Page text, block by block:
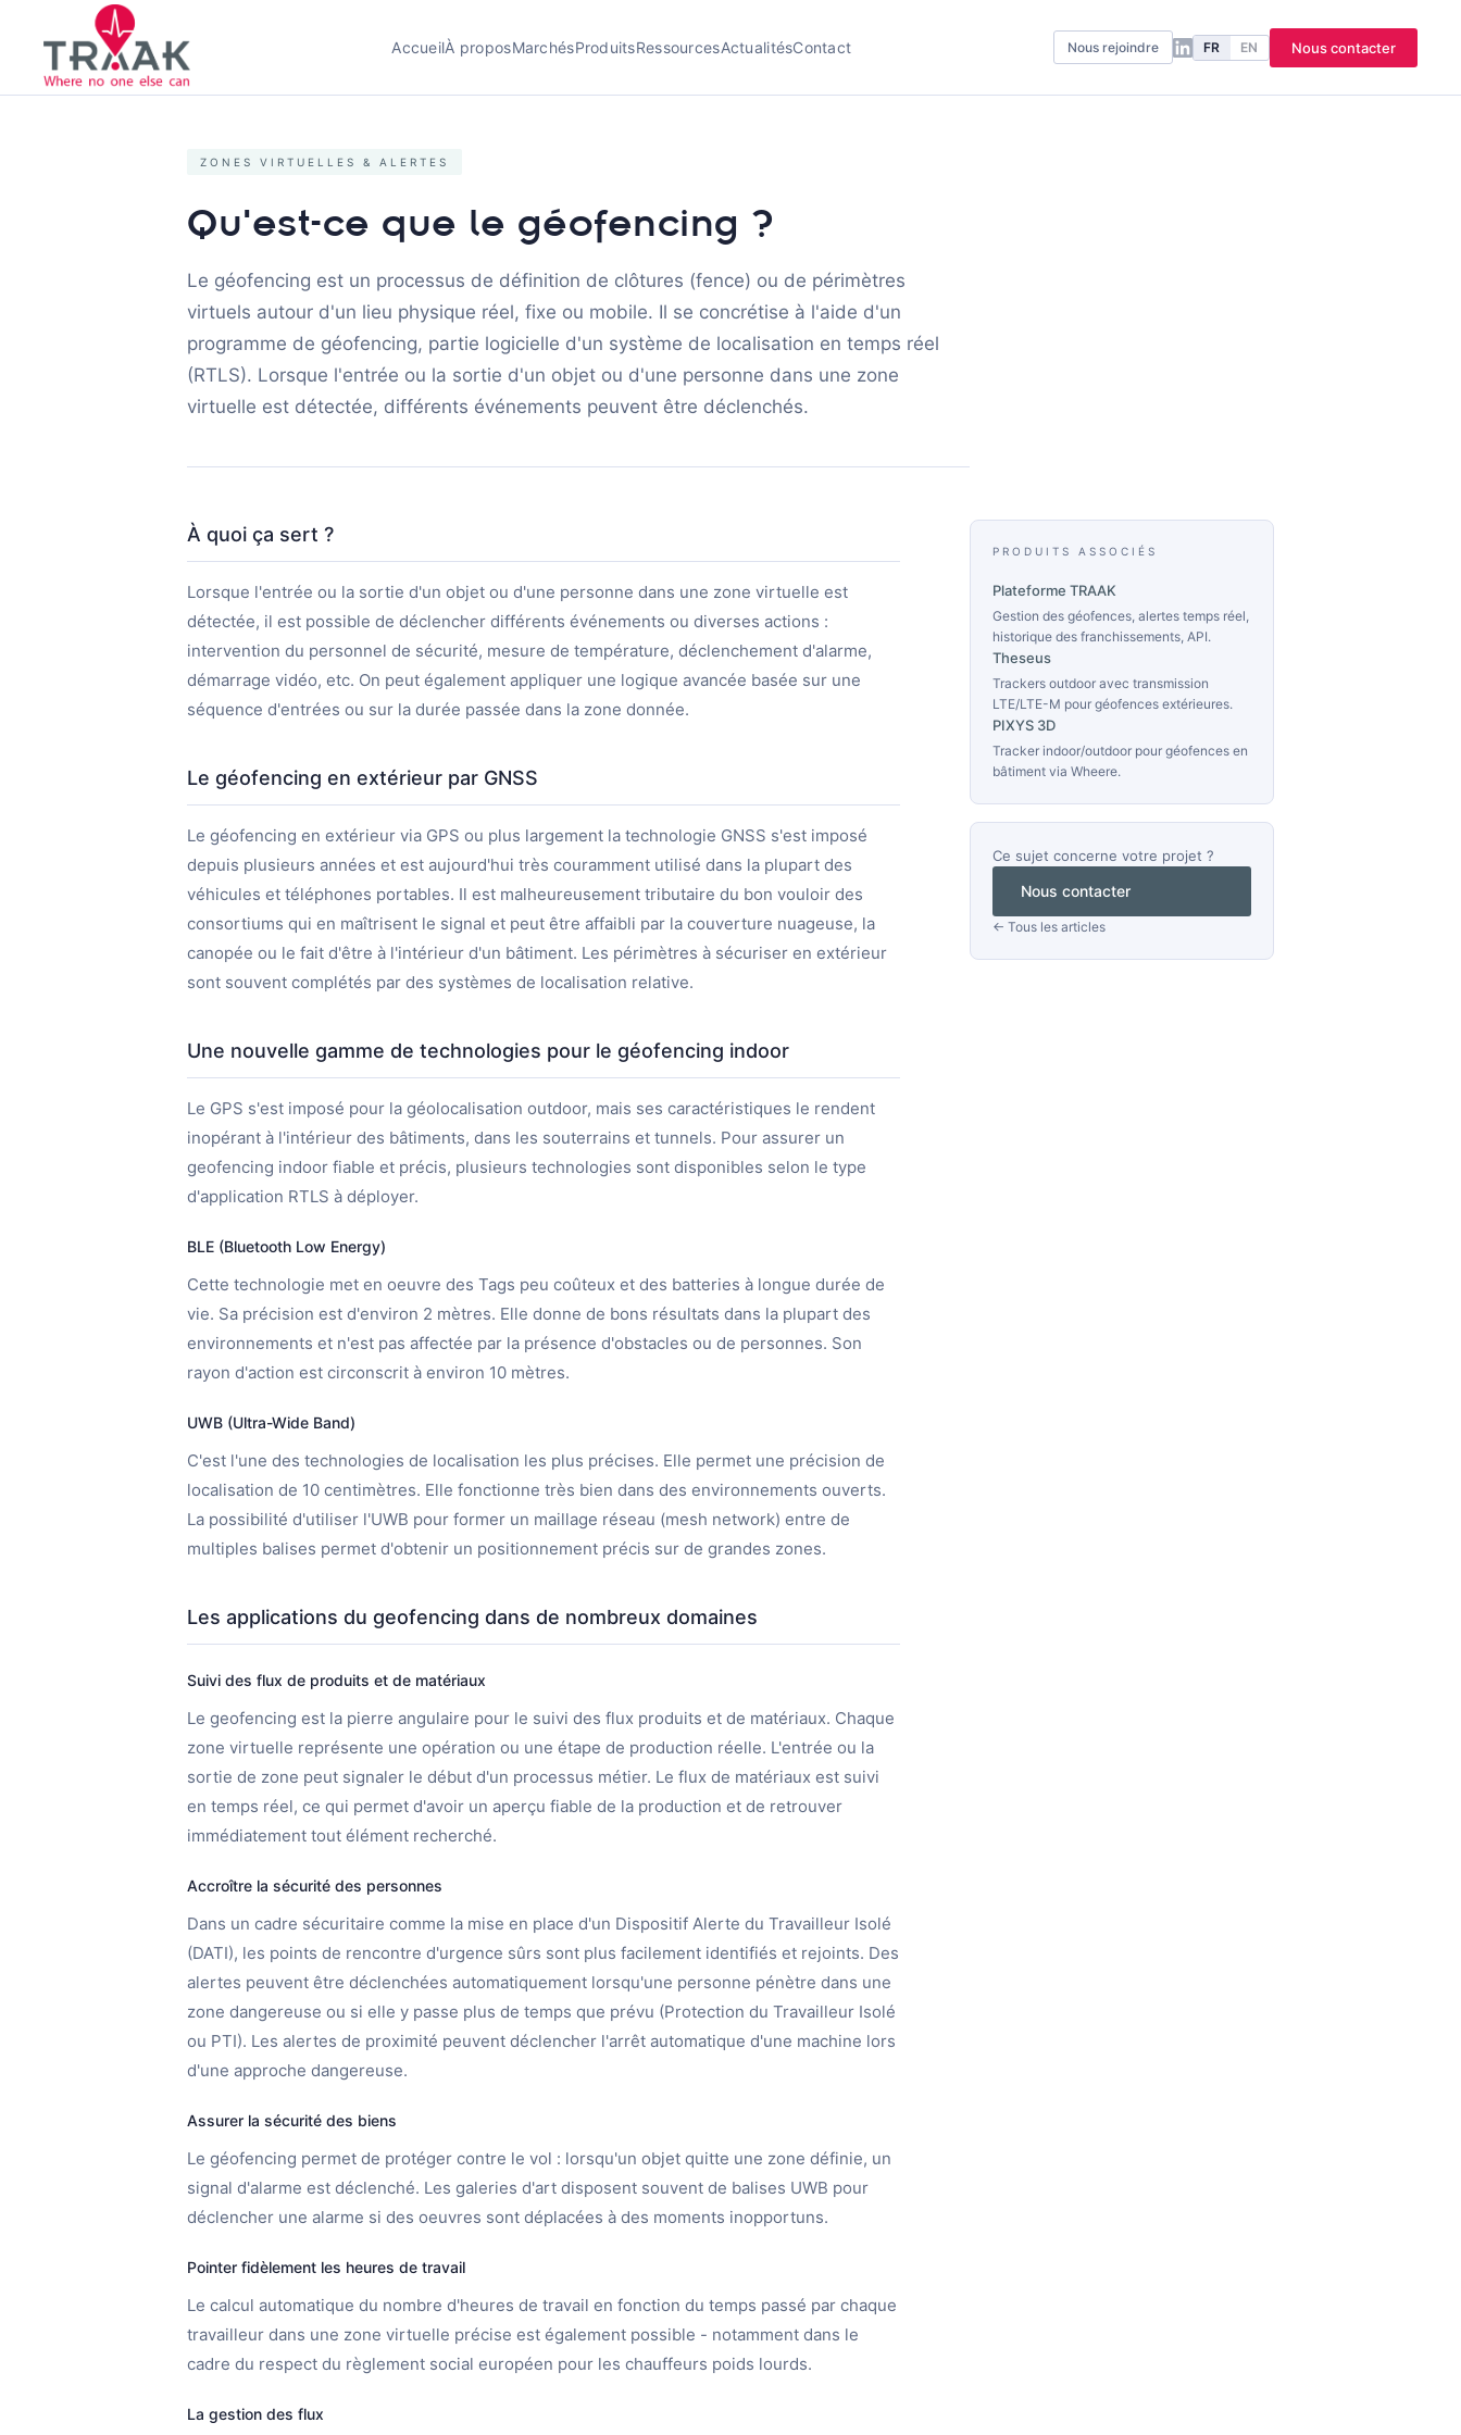
AccueilÀ proposMarchésProduitsRessourcesActualitésContact Nous rejoindre FR EN Nous contacter
ZONES VIRTUELLES & ALERTES
Qu'est-ce que le géofencing ?
Le géofencing est un processus de définition de clôtures (fence) ou de périmètres
virtuels autour d'un lieu physique réel, fixe ou mobile. Il se concrétise à l'aide d'un
programme de géofencing, partie logicielle d'un système de localisation en temps réel
(RTLS). Lorsque l'entrée ou la sortie d'un objet ou d'une personne dans une zone
virtuelle est détectée, différents événements peuvent être déclenchés.
À quoi ça sert ?
Lorsque l'entrée ou la sortie d'un objet ou d'une personne dans une zone virtuelle est
détectée, il est possible de déclencher différents événements ou diverses actions :
intervention du personnel de sécurité, mesure de température, déclenchement d'alarme,
démarrage vidéo, etc. On peut également appliquer une logique avancée basée sur une
séquence d'entrées ou sur la durée passée dans la zone donnée.
Le géofencing en extérieur par GNSS
Le géofencing en extérieur via GPS ou plus largement la technologie GNSS s'est imposé
depuis plusieurs années et est aujourd'hui très couramment utilisé dans la plupart des
véhicules et téléphones portables. Il est malheureusement tributaire du bon vouloir des
consortiums qui en maîtrisent le signal et peut être affaibli par la couverture nuageuse, la
canopée ou le fait d'être à l'intérieur d'un bâtiment. Les périmètres à sécuriser en extérieur
sont souvent complétés par des systèmes de localisation relative.
Une nouvelle gamme de technologies pour le géofencing indoor
Le GPS s'est imposé pour la géolocalisation outdoor, mais ses caractéristiques le rendent
inopérant à l'intérieur des bâtiments, dans les souterrains et tunnels. Pour assurer un
geofencing indoor fiable et précis, plusieurs technologies sont disponibles selon le type
d'application RTLS à déployer.
BLE (Bluetooth Low Energy)
Cette technologie met en oeuvre des Tags peu coûteux et des batteries à longue durée de
vie. Sa précision est d'environ 2 mètres. Elle donne de bons résultats dans la plupart des
environnements et n'est pas affectée par la présence d'obstacles ou de personnes. Son
rayon d'action est circonscrit à environ 10 mètres.
UWB (Ultra-Wide Band)
C'est l'une des technologies de localisation les plus précises. Elle permet une précision de
localisation de 10 centimètres. Elle fonctionne très bien dans des environnements ouverts.
La possibilité d'utiliser l'UWB pour former un maillage réseau (mesh network) entre de
multiples balises permet d'obtenir un positionnement précis sur de grandes zones.
Les applications du geofencing dans de nombreux domaines
Suivi des flux de produits et de matériaux
Le geofencing est la pierre angulaire pour le suivi des flux produits et de matériaux. Chaque
zone virtuelle représente une opération ou une étape de production réelle. L'entrée ou la
sortie de zone peut signaler le début d'un processus métier. Le flux de matériaux est suivi
en temps réel, ce qui permet d'avoir un aperçu fiable de la production et de retrouver
immédiatement tout élément recherché.
Accroître la sécurité des personnes
Dans un cadre sécuritaire comme la mise en place d'un Dispositif Alerte du Travailleur Isolé
(DATI), les points de rencontre d'urgence sûrs sont plus facilement identifiés et rejoints. Des
alertes peuvent être déclenchées automatiquement lorsqu'une personne pénètre dans une
zone dangereuse ou si elle y passe plus de temps que prévu (Protection du Travailleur Isolé
ou PTI). Les alertes de proximité peuvent déclencher l'arrêt automatique d'une machine lors
d'une approche dangereuse.
Assurer la sécurité des biens
Le géofencing permet de protéger contre le vol : lorsqu'un objet quitte une zone définie, un
signal d'alarme est déclenché. Les galeries d'art disposent souvent de balises UWB pour
déclencher une alarme si des oeuvres sont déplacées à des moments inopportuns.
Pointer fidèlement les heures de travail
Le calcul automatique du nombre d'heures de travail en fonction du temps passé par chaque
travailleur dans une zone virtuelle précise est également possible - notamment dans le
cadre du respect du règlement social européen pour les chauffeurs poids lourds.
La gestion des flux
PRODUITS ASSOCIÉS
Plateforme TRAAK
Gestion des géofences, alertes temps réel,
historique des franchissements, API.
Theseus
Trackers outdoor avec transmission
LTE/LTE-M pour géofences extérieures.
PIXYS 3D
Tracker indoor/outdoor pour géofences en
bâtiment via Wheere.
Ce sujet concerne votre projet ?
Nous contacter
← Tous les articles